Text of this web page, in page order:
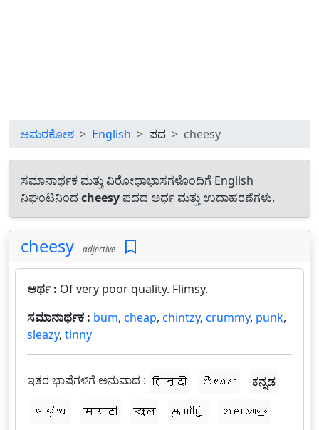
ಅಮರಕೋಶ English ಪದ cheesy
ಸಮಾನಾರ್ಥಕ ಮತ್ತು ವಿರೋಧಾಭಾಸಗಳೊಂದಿಗೆ English
ನಿಘಂಟಿನಿಂದ cheesy ಪದದ ಅರ್ಥ ಮತ್ತು ಉದಾಹರಣೆಗಳು.
cheesy adjective
ಅರ್ಥ : Of very poor quality. Flimsy.
ಸಮಾನಾರ್ಥಕ : bum, cheap, chintzy, crummy, punk,
sleazy, tinny
ಇತರ ಭಾಷೆಗಳಿಗೆ ಅನುವಾದ : हिन्दी తెలుగు
ಕನ್ನಡ
ଓଡ଼ିଆ
मराठी বাংলা தமிழ் മലയാളം